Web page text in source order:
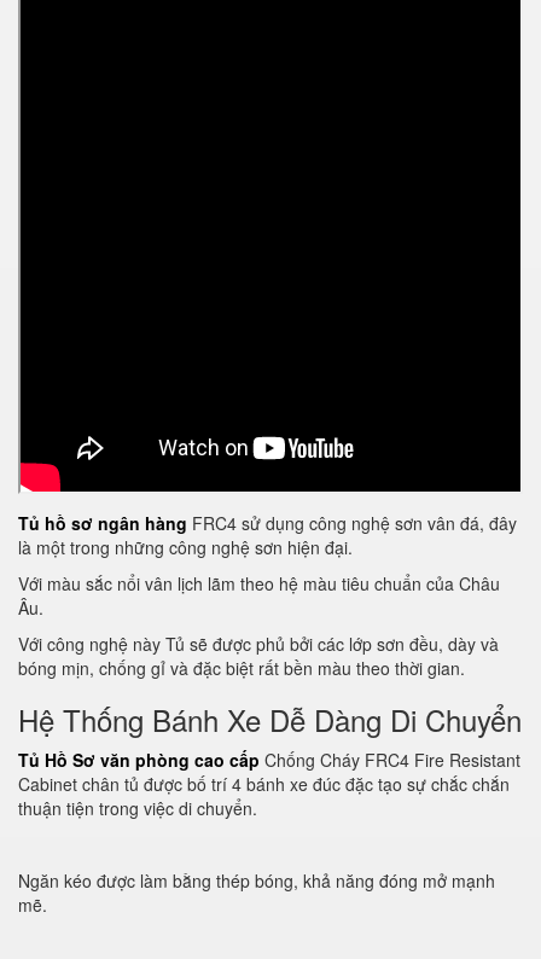
Tủ hồ sơ ngân hàng FRC4 sử dụng công nghệ sơn vân đá, đây
là một trong những công nghệ sơn hiện đại.
Với màu sắc nổi vân lịch lãm theo hệ màu tiêu chuẩn của Châu
Âu.
Với công nghệ này Tủ sẽ được phủ bởi các lớp sơn đều, dày và
bóng mịn, chống gỉ và đặc biệt rất bền màu theo thời gian.
Hệ Thống Bánh Xe Dễ Dàng Di Chuyển
Tủ Hồ Sơ văn phòng cao cấp Chống Cháy FRC4 Fire Resistant
Cabinet chân tủ được bố trí 4 bánh xe đúc đặc tạo sự chắc chắn
thuận tiện trong việc di chuyển.
Ngăn kéo được làm bằng thép bóng, khả năng đóng mở mạnh
mẽ.